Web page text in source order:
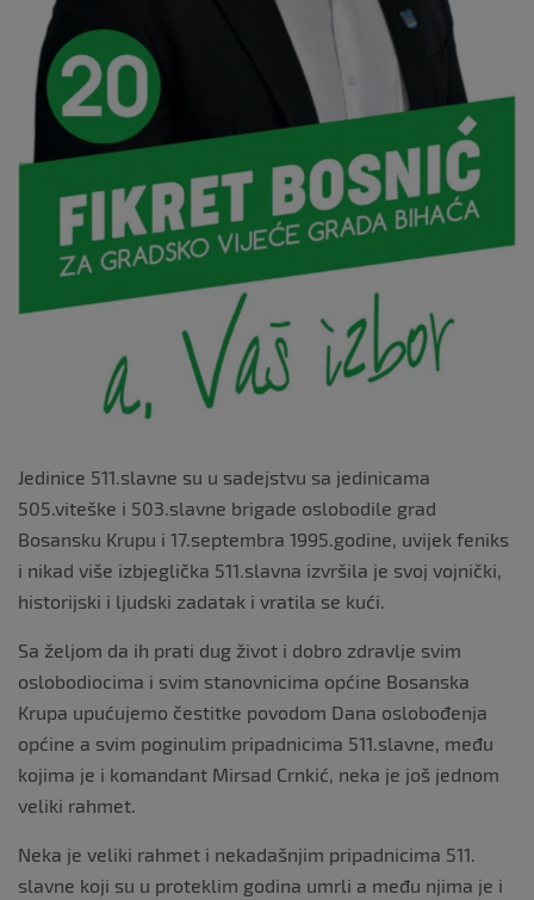
Jedinice 511.slavne su u sadejstvu sa jedinicama
505.viteške i 503.slavne brigade oslobodile grad
Bosansku Krupu i 17.septembra 1995.godine, uvijek feniks
i nikad više izbjeglička 511.slavna izvršila je svoj vojnički,
historijski i ljudski zadatak i vratila se kući.
Sa željom da ih prati dug život i dobro zdravlje svim
oslobodiocima i svim stanovnicima općine Bosanska
Krupa upućujemo čestitke povodom Dana oslobođenja
općine a svim poginulim pripadnicima 511.slavne, među
kojima je i komandant Mirsad Crnkić, neka je još jednom
veliki rahmet.
Neka je veliki rahmet i nekadašnjim pripadnicima 511.
slavne koji su u proteklim godina umrli a među njima je i